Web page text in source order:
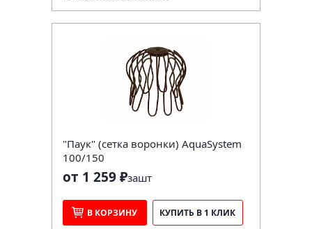
"Паук" (сетка воронки) AquaSystem
100/150
от 1 259 ₽зашт
В КОРЗИНУ КУПИТЬ В 1 КЛИК